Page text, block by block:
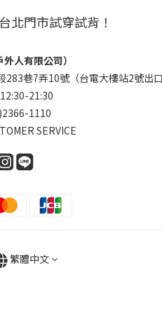
北門市試穿試背！
人有限公司）
283巷7弄10號（台電大樓站2號出
21:30
1110
SERVICE
繁體中文